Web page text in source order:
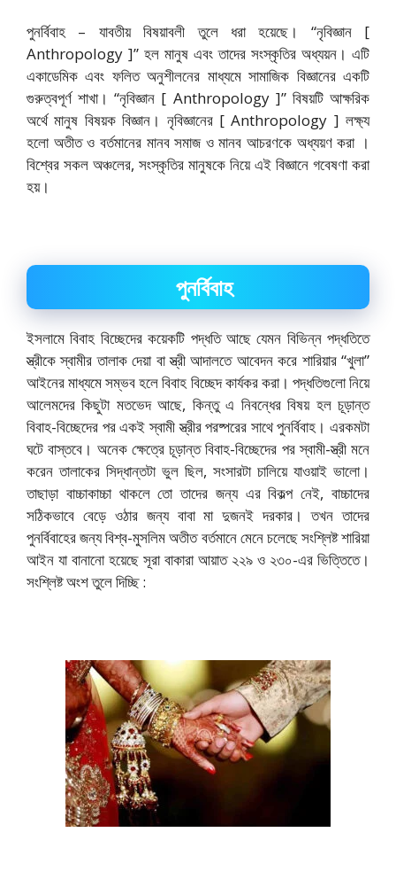
পুনর্বিবাহ – যাবতীয় বিষয়াবলী তুলে ধরা হয়েছে। “নৃবিজ্ঞান [
Anthropology ]” হল মানুষ এবং তাদের সংস্কৃতির অধ্যয়ন। এটি
একাডেমিক এবং ফলিত অনুশীলনের মাধ্যমে সামাজিক বিজ্ঞানের একটি
গুরুত্বপূর্ণ শাখা। “নৃবিজ্ঞান [ Anthropology ]” বিষয়টি আক্ষরিক
অর্থে মানুষ বিষয়ক বিজ্ঞান। নৃবিজ্ঞানের [ Anthropology ] লক্ষ্য
হলো অতীত ও বর্তমানের মানব সমাজ ও মানব আচরণকে অধ্যয়ণ করা ।
বিশ্বের সকল অঞ্চলের, সংস্কৃতির মানুষকে নিয়ে এই বিজ্ঞানে গবেষণা করা
হয়।
পুনর্বিবাহ
ইসলামে বিবাহ বিচ্ছেদের কয়েকটি পদ্ধতি আছে যেমন বিভিন্ন পদ্ধতিতে
স্ত্রীকে স্বামীর তালাক দেয়া বা স্ত্রী আদালতে আবেদন করে শারিয়ার “খুলা”
আইনের মাধ্যমে সম্ভব হলে বিবাহ বিচ্ছেদ কার্যকর করা। পদ্ধতিগুলো নিয়ে
আলেমদের কিছুটা মতভেদ আছে, কিন্তু এ নিবন্ধের বিষয় হল চূড়ান্ত
বিবাহ-বিচ্ছেদের পর একই স্বামী স্ত্রীর পরষ্পরের সাথে পুনর্বিবাহ। এরকমটা
ঘটে বাস্তবে। অনেক ক্ষেত্রে চূড়ান্ত বিবাহ-বিচ্ছেদের পর স্বামী-স্ত্রী মনে
করেন তালাকের সিদ্ধান্তটা ভুল ছিল, সংসারটা চালিয়ে যাওয়াই ভালো।
তাছাড়া বাচ্চাকাচ্চা থাকলে তো তাদের জন্য এর বিকল্প নেই, বাচ্চাদের
সঠিকভাবে বেড়ে ওঠার জন্য বাবা মা দুজনই দরকার। তখন তাদের
পুনর্বিবাহের জন্য বিশ্ব-মুসলিম অতীত বর্তমানে মেনে চলেছে সংশ্লিষ্ট শারিয়া
আইন যা বানানো হয়েছে সূরা বাকারা আয়াত ২২৯ ও ২৩০-এর ভিত্তিতে।
সংশ্লিষ্ট অংশ তুলে দিচ্ছি :